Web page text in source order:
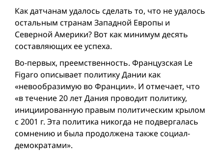
Как датчанам удалось сделать то, что не удалось
остальным странам Западной Европы и
Северной Америки? Вот как минимум десять
составляющих ее успеха.
Во-первых, преемственность. Французская Le
Figaro описывает политику Дании как
«невообразимую во Франции». И отмечает, что
«в течение 20 лет Дания проводит политику,
инициированную правым политическим крылом
с 2001 г. Эта политика никогда не подвергалась
сомнению и была продолжена также социал-
демократами».